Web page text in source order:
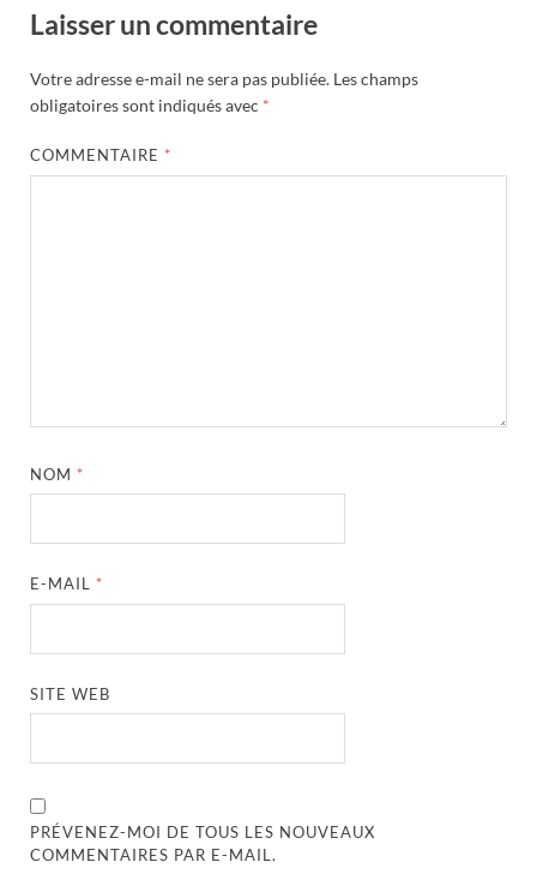
Laisser un commentaire
Votre adresse e-mail ne sera pas publiée. Les champs
obligatoires sont indiqués avec *
COMMENTAIRE *
NOM *
E-MAIL *
SITE WEB
PRÉVENEZ-MOI DE TOUS LES NOUVEAUX
COMMENTAIRES PAR E-MAIL.